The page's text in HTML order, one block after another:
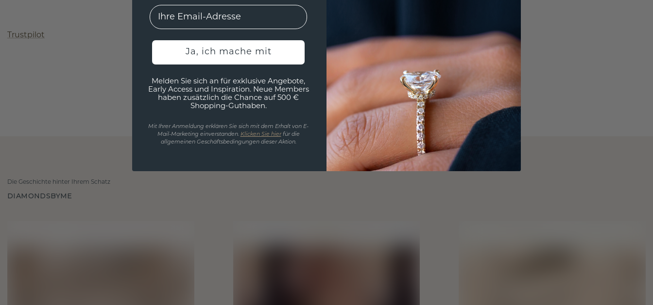
Trustpilot
Die Geschichte hinter Ihrem Schatz
DIAMONDSBYME
EMail
Ja, ich mache mit
Melden Sie sich an für exklusive Angebote,
Early Access und Inspiration. Neue Members
haben zusätzlich die Chance auf 500 €
Shopping-Guthaben.
Mit Ihrer Anmeldung erklären Sie sich mit dem Erhalt von E-
Mail-Marketing einverstanden. Klicken Sie hierfür die
allgemeinen Geschäftsbedingungen dieser Aktion.